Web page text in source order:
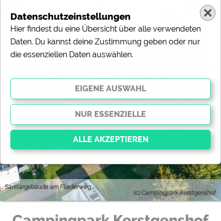
Sanitärgebäude am Fliederweg
(c) Campingpark Kerstgenshof
Datenschutzeinstellungen
Hier findest du eine Übersicht über alle verwendeten
Daten. Du kannst deine Zustimmung geben oder nur
die essenziellen Daten auswählen.
Essenziell
Essenzielle Cookies ermöglichen grundlegende
Funktionen und sind für die einwandfreie Funktion der
werden Teile der Website
nicht funktionieren